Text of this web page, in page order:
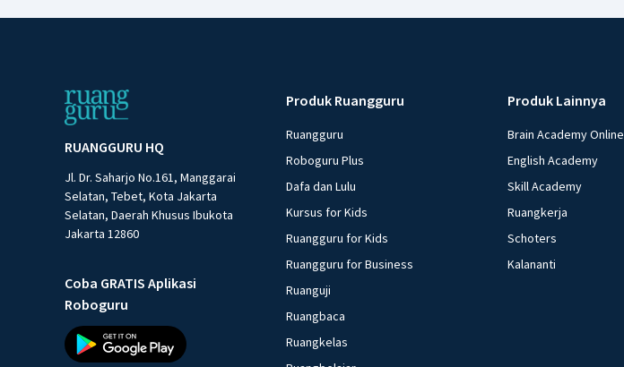
RUANGGURU HQ
Jl. Dr. Saharjo No.161, Manggarai
Selatan, Tebet, Kota Jakarta
Selatan, Daerah Khusus Ibukota
Jakarta 12860
Coba GRATIS Aplikasi
Roboguru
Produk Ruangguru
Ruangguru
Roboguru Plus
Dafa dan Lulu
Kursus for Kids
Ruangguru for Kids
Ruangguru for Business
Ruanguji
Ruangbaca
Ruangkelas
Produk Lainnya
Brain Academy Online
English Academy
Skill Academy
Ruangkerja
Schoters
Kalananti